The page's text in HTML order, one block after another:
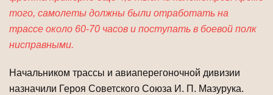
того, самолеты должны бы­ли отработать на
трассе около 60-70 часов и поступать в боевой полк
нисправны­ми.
Начальником трассы и авиаперегоночной дивизии
назначили Героя Советского Союза И. П. Мазурука.